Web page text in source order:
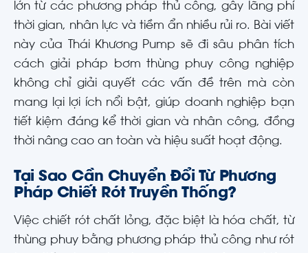
lớn từ các phương pháp thủ công, gây lãng phí
thời gian, nhân lực và tiềm ẩn nhiều rủi ro. Bài viết
này của Thái Khương Pump sẽ đi sâu phân tích
cách giải pháp bơm thùng phuy công nghiệp
không chỉ giải quyết các vấn đề trên mà còn
mang lại lợi ích nổi bật, giúp doanh nghiệp bạn
tiết kiệm đáng kể thời gian và nhân công, đồng
thời nâng cao an toàn và hiệu suất hoạt động.
Tại Sao Cần Chuyển Đổi Từ Phương
Pháp Chiết Rót Truyền Thống?
Việc chiết rót chất lỏng, đặc biệt là hóa chất, từ
thùng phuy bằng phương pháp thủ công như rót